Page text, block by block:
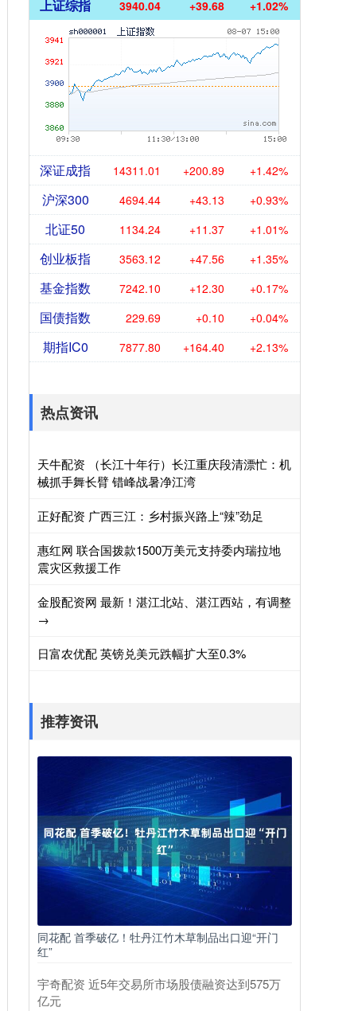
上证综指 3940.04 +39.68 +1.02%
深证成指 14311.01 +200.89 +1.42%
沪深300 4694.44 +43.13 +0.93%
北证50 1134.24 +11.37 +1.01%
创业板指 3563.12 +47.56 +1.35%
基金指数 7242.10 +12.30 +0.17%
国债指数 229.69 +0.10 +0.04%
期指IC0 7877.80 +164.40 +2.13%
热点资讯
天牛配资 （长江十年行）长江重庆段清漂忙：机
械抓手舞长臂 错峰战暑净江湾
正好配资 广西三江：乡村振兴路上“辣”劲足
惠红网 联合国拨款1500万美元支持委内瑞拉地
震灾区救援工作
金股配资网 最新！湛江北站、湛江西站，有调整
→
日富农优配 英镑兑美元跌幅扩大至0.3%
推荐资讯
同花配 首季破亿！牡丹江竹木草制品出口迎“开门
红”
宇奇配资 近5年交易所市场股债融资达到575万
亿元